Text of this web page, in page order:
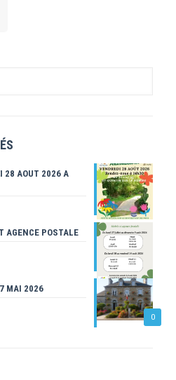
28 AOUT 2026 A
AGENCE POSTALE
0
MAI 2026